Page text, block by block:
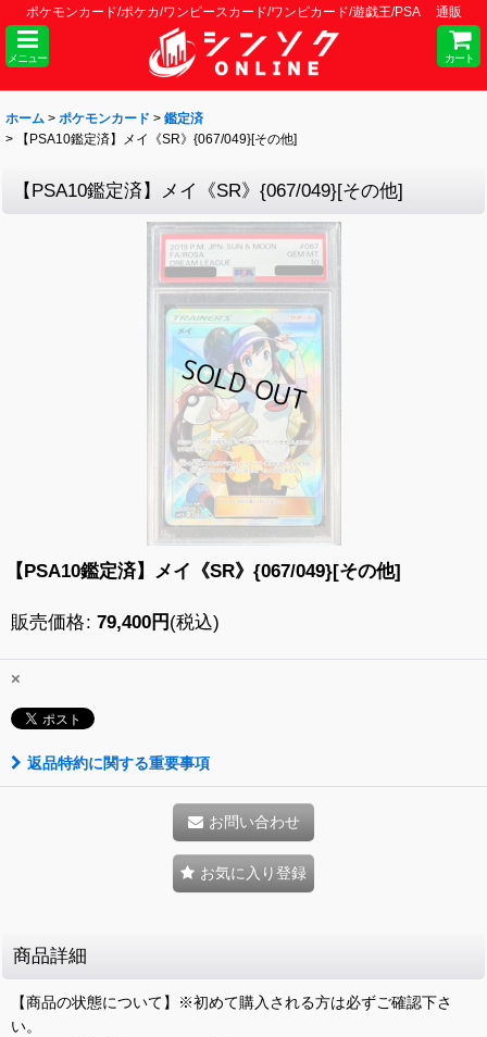
ポケモンカード/ポケカ/ワンピースカード/ワンピカード/遊戯王/PSA 通販
メニュー カート
ホーム > ポケモンカード > 鑑定済
>
【PSA10鑑定済】メイ《SR》{067/049}[その他]
【PSA10鑑定済】メイ《SR》{067/049}[その他]
【PSA10鑑定済】メイ《SR》{067/049}[その他]
販売価格: 79,400円 (税込)
×
返品特約に関する重要事項
お問い合わせ
お気に入り登録
商品詳細
【商品の状態について】※初めて購入される方は必ずご確認下さ
い。